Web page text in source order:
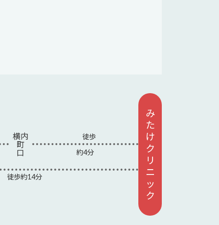
横内
町
口
徒歩
約4分
徒歩約14分
み
た
け
ク
リ
ニ
ッ
ク